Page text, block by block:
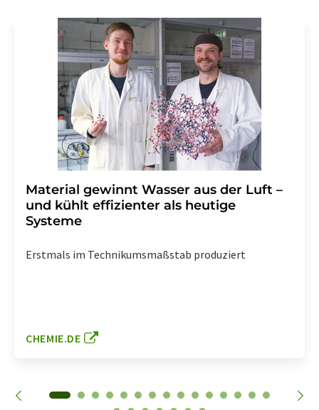
Material gewinnt Wasser aus der Luft –
und kühlt effizienter als heutige
Systeme
Erstmals im Technikumsmaßstab produziert
CHEMIE.DE